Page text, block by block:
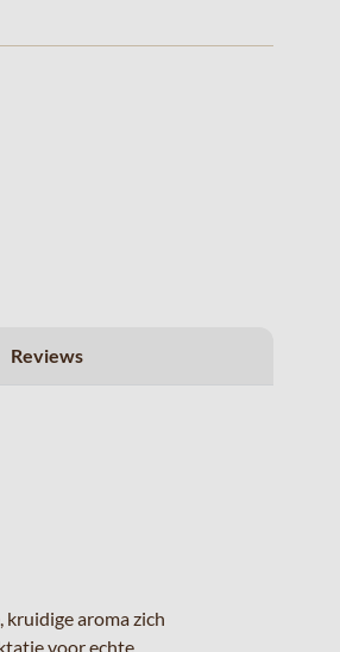
Reviews
kruidige aroma zich
voor echte